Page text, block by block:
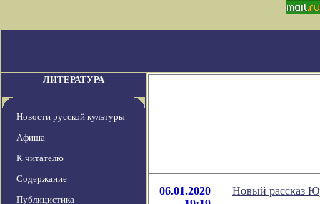
ЛИТЕРАТУРА
Новости русской культуры
Афиша
К читателю
Содержание
Публицистика
06.01.2020
Новый рассказ